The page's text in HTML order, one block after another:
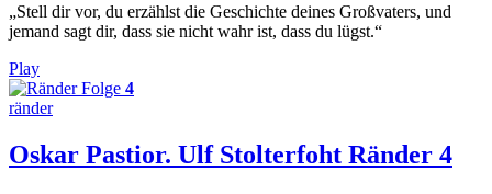
„Stell dir vor, du erzählst die Geschichte deines Großvaters, und
jemand sagt dir, dass sie nicht wahr ist, dass du lügst.“
Play
Folge 4
ränder
Oskar Pastior. Ulf Stolterfoht Ränder 4